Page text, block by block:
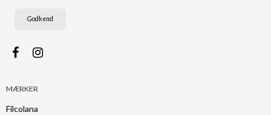
Godkend
MÆRKER
Filcolana